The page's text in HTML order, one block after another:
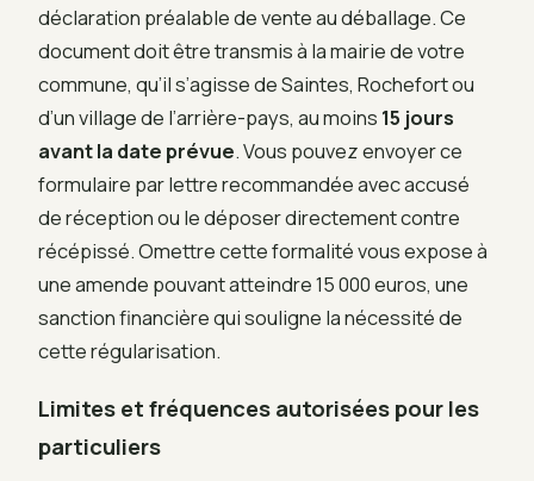
déclaration préalable de vente au déballage. Ce
document doit être transmis à la mairie de votre
commune, qu’il s’agisse de Saintes, Rochefort ou
d’un village de l’arrière-pays, au moins 15 jours
avant la date prévue. Vous pouvez envoyer ce
formulaire par lettre recommandée avec accusé
de réception ou le déposer directement contre
récépissé. Omettre cette formalité vous expose à
une amende pouvant atteindre 15 000 euros, une
sanction financière qui souligne la nécessité de
cette régularisation.
Limites et fréquences autorisées pour les
particuliers